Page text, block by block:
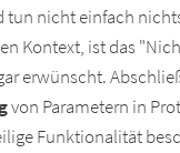
tun nicht einfach
Kontext, ist das
erwünscht.
von Parametern in
Funktionalität